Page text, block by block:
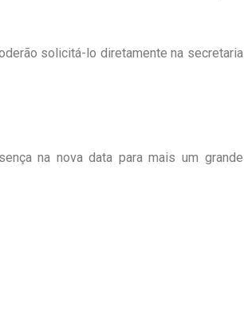
solicitá-lo diretamente na secretaria
na nova data para mais um grande